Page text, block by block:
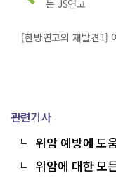
는 JS연고
[한방연고의 재발견1]
관련기사
위암 예방에 도
위암에 대한 모